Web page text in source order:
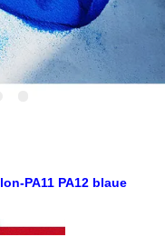
PA11 PA12 blaue